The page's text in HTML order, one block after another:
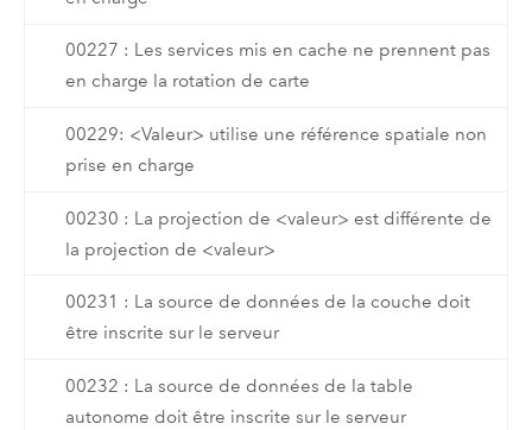
00227 : Les services mis en cache ne prennent pas
en charge la rotation de carte
00229: <Valeur> utilise une référence spatiale non
prise en charge
00230 : La projection de <valeur> est différente de
la projection de <valeur>
00231 : La source de données de la couche doit
être inscrite sur le serveur
00232 : La source de données de la table
autonome doit être inscrite sur le serveur